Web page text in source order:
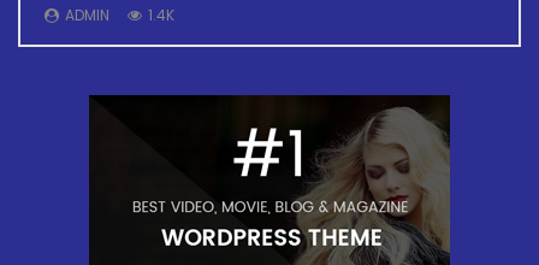
ADMIN 1.4K